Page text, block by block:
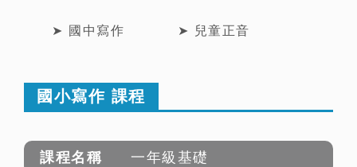
➤ 國中寫作 ➤ 兒童正音
國小寫作 課程
一年級基礎